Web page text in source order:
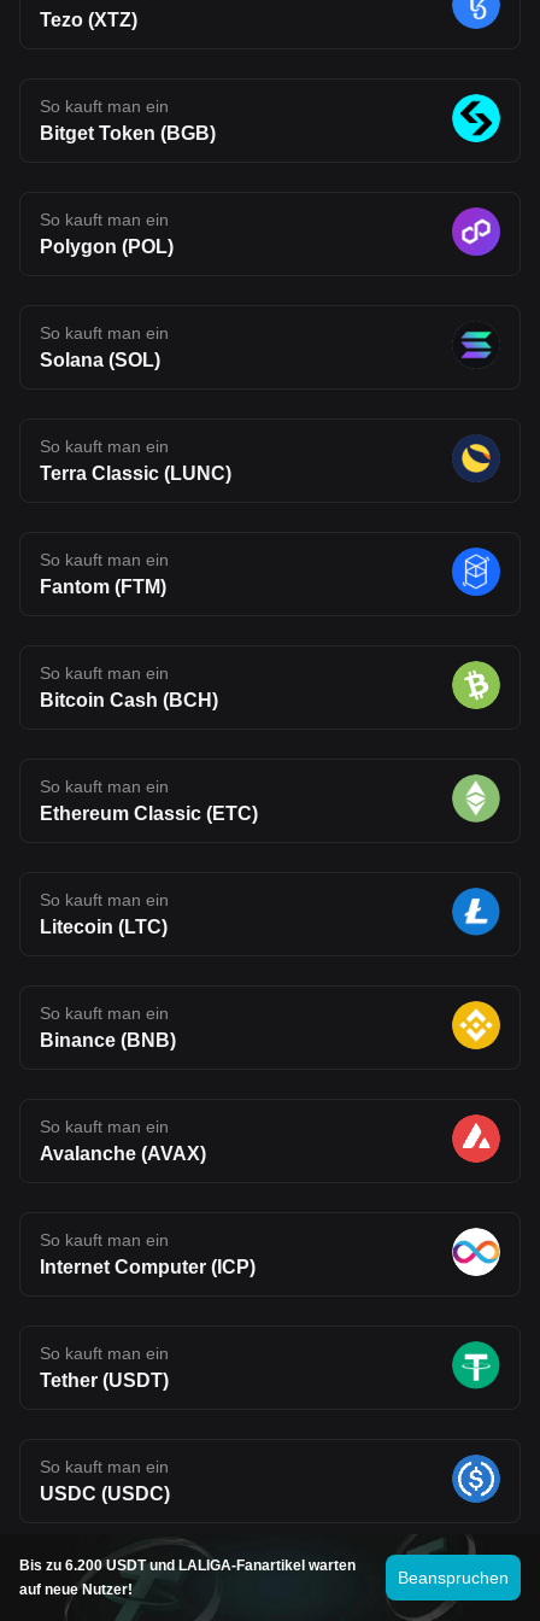
infrastructure may be heading, but also one that carries the
any of the products and services discussed or investment,
financial, or trading advice. Qualified professionals should be
consulted prior to making financial decisions.
Tezo (XTZ)
So kauft man ein
Bitget Token (BGB)
So kauft man ein
Polygon (POL)
So kauft man ein
Solana (SOL)
So kauft man ein
Terra Classic (LUNC)
So kauft man ein
Fantom (FTM)
So kauft man ein
Bitcoin Cash (BCH)
So kauft man ein
Ethereum Classic (ETC)
So kauft man ein
Litecoin (LTC)
So kauft man ein
Binance (BNB)
So kauft man ein
Avalanche (AVAX)
So kauft man ein
Internet Computer (ICP)
So kauft man ein
Tether (USDT)
So kauft man ein
USDC (USDC)
So kauft man ein
Uniswap (UNI)
Bis zu 6.200 USDT und LALIGA-Fanartikel warten
auf neue Nutzer!
Beanspruchen